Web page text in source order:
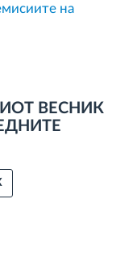
на
ВЕСНИК